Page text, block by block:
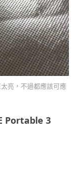
亮，不過都應該可應
Portable 3